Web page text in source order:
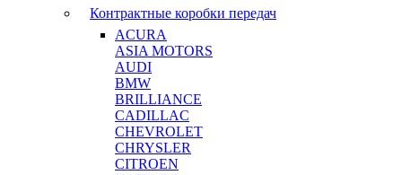
Контрактные коробки передач
ACURA
ASIA MOTORS
AUDI
BMW
BRILLIANCE
CADILLAC
CHEVROLET
CHRYSLER
CITROEN